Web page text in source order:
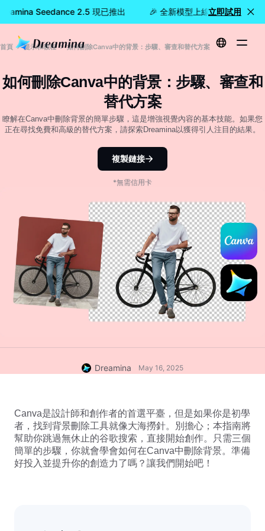
Seedance 2.5 現已推出 🎉 全新模型上線：Dreamina
立即試用
首頁 提示和教程 如何刪除Canva中的背景：步驟、審查和替代方案
如何刪除Canva中的背景：步驟、審查和
替代方案
瞭解在Canva中刪除背景的簡單步驟，這是增強視覺內容的基本技能。如果您
正在尋找免費和高級的替代方案，請探索Dreamina以獲得引人注目的結果。
複製鏈接
*無需信用卡
Dreamina May 16, 2025
Canva是設計師和創作者的首選平臺，但是如果你是初學
者，找到背景刪除工具就像大海撈針。別擔心；本指南將
幫助你跳過無休止的谷歌搜索，直接開始創作。只需三個
簡單的步驟，你就會學會如何在Canva中刪除背景。準備
好投入並提升你的創造力了嗎？讓我們開始吧！